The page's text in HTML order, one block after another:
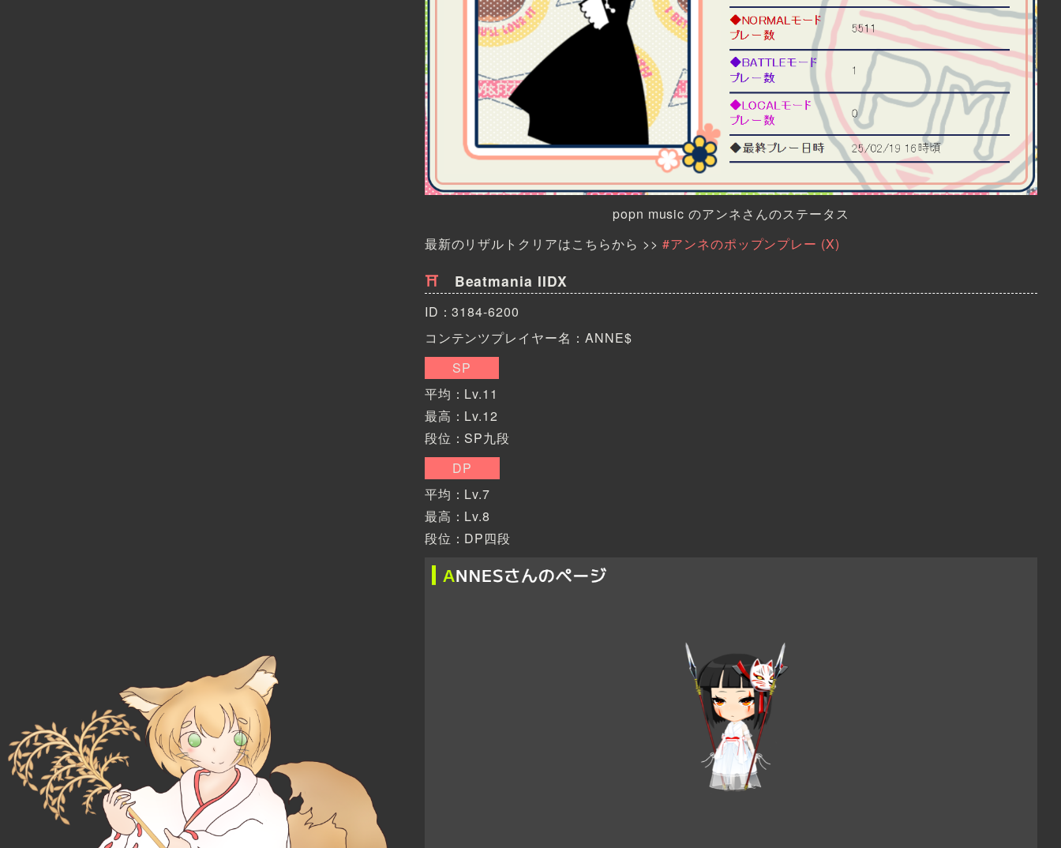
popn music のアンネさんのステータス
最新のリザルトクリアはこちらから >> #アンネのポップンプレー (X)
Beatmania IIDX
ID：3184-6200
コンテンツプレイヤー名：ANNE$
SP
平均：Lv.11
最高：Lv.12
段位：SP九段
DP
平均：Lv.7
最高：Lv.8
段位：DP四段